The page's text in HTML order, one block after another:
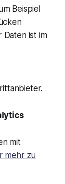
Beispiel
ist im
mit
mehr zu